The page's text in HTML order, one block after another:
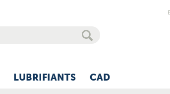
LUBRIFIANTS CAD